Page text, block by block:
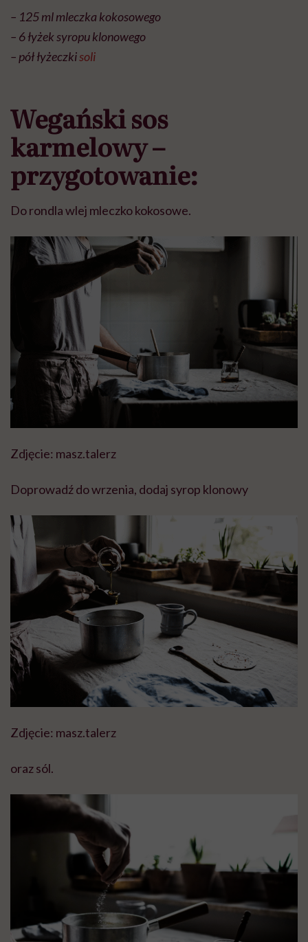
– 125 ml mleczka kokosowego
– 6 łyżek syropu klonowego
– pół łyżeczkisoli
Wegański sos
karmelowy –
przygotowanie:
Do rondla wlej mleczko kokosowe.
Zdjęcie: masz.talerz
Doprowadź do wrzenia, dodaj syrop klonowy
Zdjęcie: masz.talerz
oraz sól.